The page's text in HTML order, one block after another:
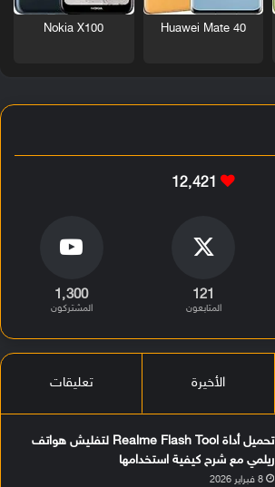
Huawei Mate 40
Nokia X100
12٬421
121
المتابعون
1٬300
المشتركون
الأخيرة تعليقات
تحميل أداة Realme Flash Tool لتفليش هواتف
ريلمي مع شرح كيفية استخدامها
8 فبراير 2026